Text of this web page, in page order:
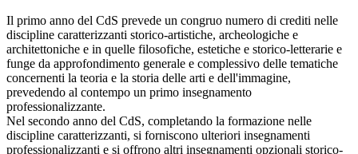
Il primo anno del CdS prevede un congruo numero di crediti nelle
discipline caratterizzanti storico-artistiche, archeologiche e
architettoniche e in quelle filosofiche, estetiche e storico-letterarie e
funge da approfondimento generale e complessivo delle tematiche
concernenti la teoria e la storia delle arti e dell'immagine,
prevedendo al contempo un primo insegnamento
professionalizzante.
Nel secondo anno del CdS, completando la formazione nelle
discipline caratterizzanti, si forniscono ulteriori insegnamenti
professionalizzanti e si offrono altri insegnamenti opzionali storico-